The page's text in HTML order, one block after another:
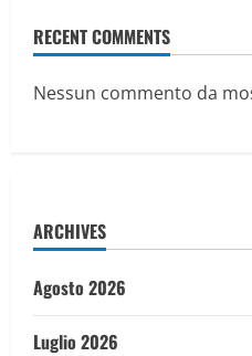
RECENT COMMENTS
Nessun commento da
ARCHIVES
Agosto 2026
Luglio 2026